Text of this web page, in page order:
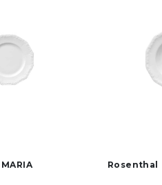
MARIA Rosenthal